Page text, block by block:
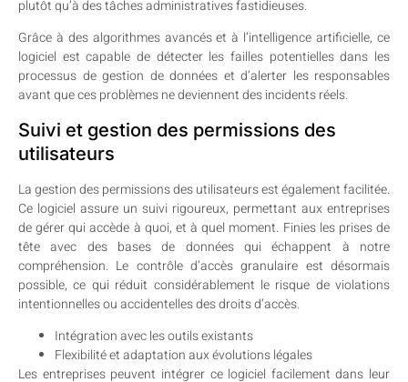
plutôt qu’à des tâches administratives fastidieuses.
Grâce à des algorithmes avancés et à l’intelligence artificielle, ce
logiciel est capable de détecter les failles potentielles dans les
processus de gestion de données et d’alerter les responsables
avant que ces problèmes ne deviennent des incidents réels.
Suivi et gestion des permissions des
utilisateurs
La gestion des permissions des utilisateurs est également facilitée.
Ce logiciel assure un suivi rigoureux, permettant aux entreprises
de gérer qui accède à quoi, et à quel moment. Finies les prises de
tête avec des bases de données qui échappent à notre
compréhension. Le contrôle d’accès granulaire est désormais
possible, ce qui réduit considérablement le risque de violations
intentionnelles ou accidentelles des droits d’accès.
Intégration avec les outils existants
Flexibilité et adaptation aux évolutions légales
Les entreprises peuvent intégrer ce logiciel facilement dans leur